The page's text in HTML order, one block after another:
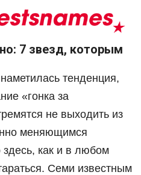
7 звезд, которым
тенденция,
«гонка за
не выходить из
меняющимся
как и в любом
Семи известным